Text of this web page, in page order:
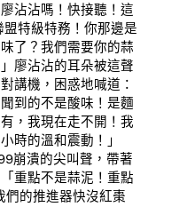
沾沾嗎！快接聽！這
特級特務！你那邊是
了？我們需要你的蒜
廖沾沾的耳朵被這聲
講機，困惑地喊道：
到的不是酸味！是麵
，我現在走不開！我
時的溫和震動！」
崩潰的尖叫聲，帶著
重點不是蒜泥！重點
的推進器快沒紅棗